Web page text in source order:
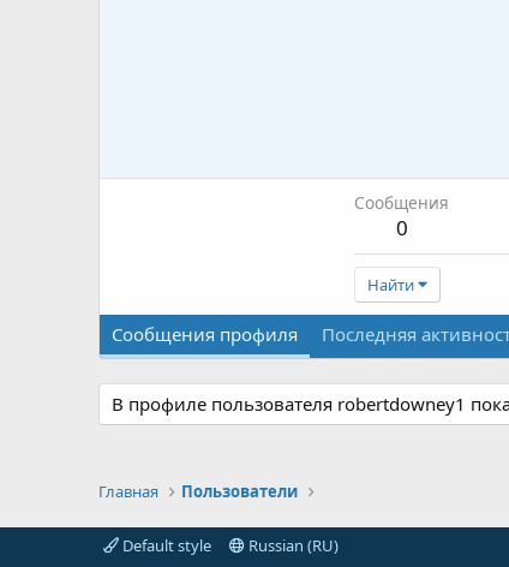
Сообщения
0
Найти
Сообщения профиля Последняя
В профиле пользователя robertdowney1
Главная Пользователи
Default style Russian (RU)